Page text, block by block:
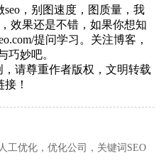
，别图速度，图质量，我
效果还是不错，如果你想知
提问学习。关注博客，
巧妙吧。
，请尊重作者版权，文明转载
！
工优化，优化公司，关键词SEO